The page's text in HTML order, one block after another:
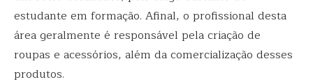
estudante em formação. Afinal, o profissional desta
área geralmente é responsável pela criação de
roupas e acessórios, além da comercialização desses
produtos.